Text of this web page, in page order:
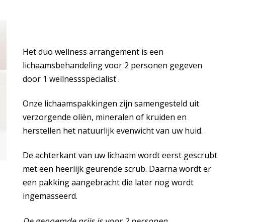
Het duo wellness arrangement is een
lichaamsbehandeling voor 2 personen gegeven
door 1 wellnessspecialist .
Onze lichaamspakkingen zijn samengesteld uit
verzorgende oliën, mineralen of kruiden en
herstellen het natuurlijk evenwicht van uw huid.
De achterkant van uw lichaam wordt eerst gescrubt
met een heerlijk geurende scrub. Daarna wordt er
een pakking aangebracht die later nog wordt
ingemasseerd.